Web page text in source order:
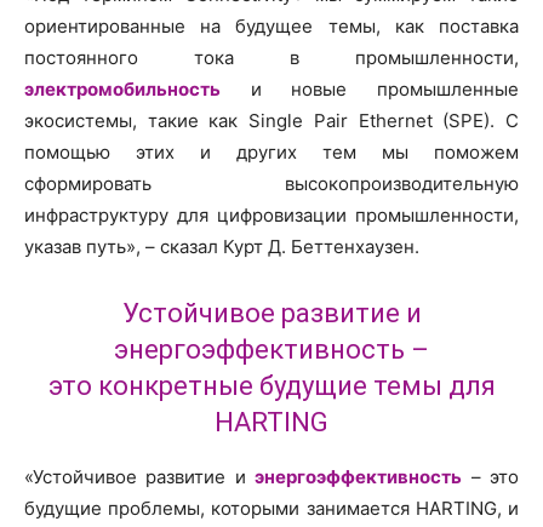
ориентированные на будущее темы, как поставка
постоянного тока в промышленности,
электромобильность и новые промышленные
экосистемы, такие как Single Pair Ethernet (SPE). С
помощью этих и других тем мы поможем
сформировать высокопроизводительную
инфраструктуру для цифровизации промышленности,
указав путь», – сказал Курт Д. Беттенхаузен.
Устойчивое развитие и
энергоэффективность –
это конкретные будущие темы для
HARTING
«Устойчивое развитие иэнергоэффективность – это
будущие проблемы, которыми занимается HARTING, и